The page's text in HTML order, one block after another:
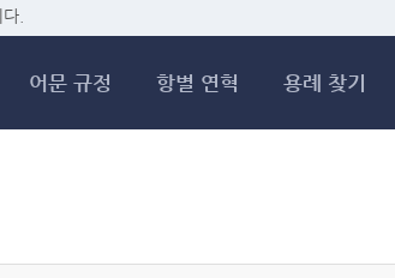
.
어문 규정 항별 연혁 용례 찾기